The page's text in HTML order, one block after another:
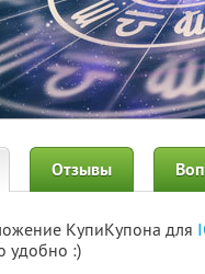
Отзывы
КупиКупона для
удобно :)